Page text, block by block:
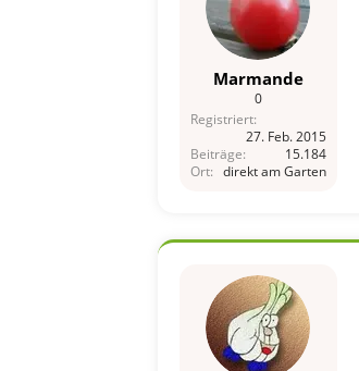
Marmande
0
Registriert
27. Feb. 2015
Beiträge
15.184
Ort
direkt am Garten